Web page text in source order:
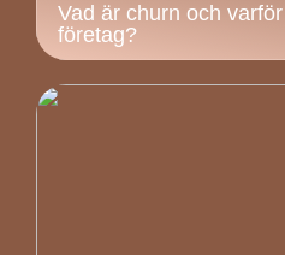
Vad är churn och
företag?